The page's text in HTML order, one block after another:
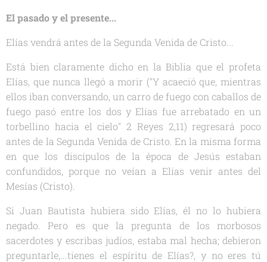
El pasado y el presente...
Elías vendrá antes de la Segunda Venida de Cristo...
Está bien claramente dicho en la Biblia que el profeta
Elías, que nunca llegó a morir ("Y acaeció que, mientras
ellos iban conversando, un carro de fuego con caballos de
fuego pasó entre los dos y Elías fue arrebatado en un
torbellino hacia el cielo" 2 Reyes 2,11) regresará poco
antes de la Segunda Venida de Cristo. En la misma forma
en que los discípulos de la época de Jesús estaban
confundidos, porque no veían a Elías venir antes del
Mesías (Cristo).
Si Juan Bautista hubiera sido Elías, él no lo hubiera
negado. Pero es que la pregunta de los morbosos
sacerdotes y escribas judíos, estaba mal hecha; debieron
preguntarle,...tienes el espíritu de Elías?, y no eres tú